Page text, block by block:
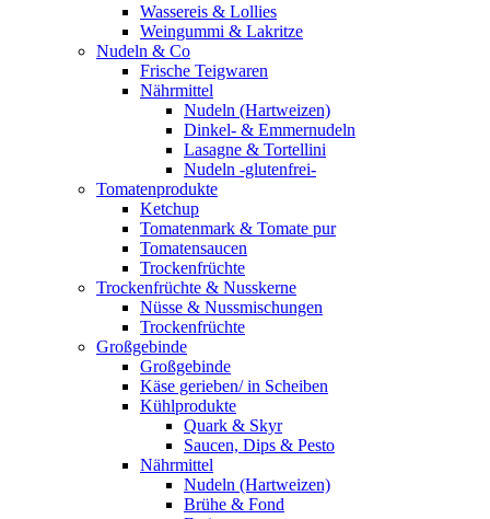
Wassereis & Lollies
Weingummi & Lakritze
Nudeln & Co
Frische Teigwaren
Nährmittel
Nudeln (Hartweizen)
Dinkel- & Emmernudeln
Lasagne & Tortellini
Nudeln -glutenfrei-
Tomatenprodukte
Ketchup
Tomatenmark & Tomate pur
Tomatensaucen
Trockenfrüchte
Trockenfrüchte & Nusskerne
Nüsse & Nussmischungen
Trockenfrüchte
Großgebinde
Großgebinde
Käse gerieben/ in Scheiben
Kühlprodukte
Quark & Skyr
Saucen, Dips & Pesto
Nährmittel
Nudeln (Hartweizen)
Brühe & Fond